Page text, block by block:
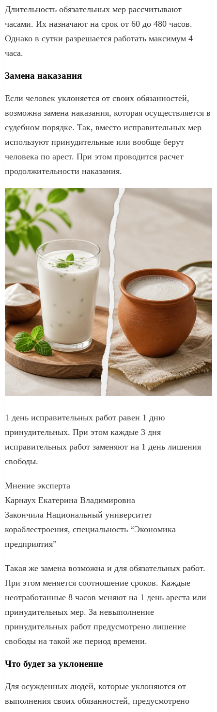
Длительность обязательных мер рассчитывают
часами. Их назначают на срок от 60 до 480 часов.
Однако в сутки разрешается работать максимум 4
часа.
Замена наказания
Если человек уклоняется от своих обязанностей,
возможна замена наказания, которая осуществляется в
судебном порядке. Так, вместо исправительных мер
используют принудительные или вообще берут
человека по арест. При этом проводится расчет
продолжительности наказания.
1 день исправительных работ равен 1 дню
принудительных. При этом каждые 3 дня
исправительных работ заменяют на 1 день лишения
свободы.
Мнение эксперта
Карнаух Екатерина Владимировна
Закончила Национальный университет
кораблестроения, специальность “Экономика
предприятия”
Такая же замена возможна и для обязательных работ.
При этом меняется соотношение сроков. Каждые
неотработанные 8 часов меняют на 1 день ареста или
принудительных мер. За невыполнение
принудительных работ предусмотрено лишение
свободы на такой же период времени.
Что будет за уклонение
Для осужденных людей, которые уклоняются от
выполнения своих обязанностей, предусмотрено